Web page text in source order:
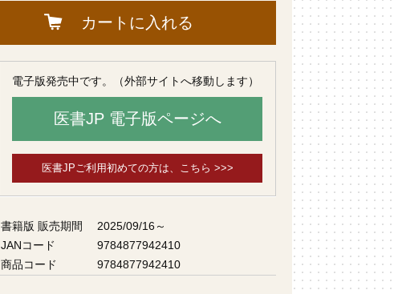
カートに入れる
電子版発売中です。（外部サイトへ移動します）
医書JP 電子版ページへ
医書JPご利用初めての方は、こちら >>>
書籍版 販売期間
2025/09/16～
JANコード
9784877942410
商品コード
9784877942410